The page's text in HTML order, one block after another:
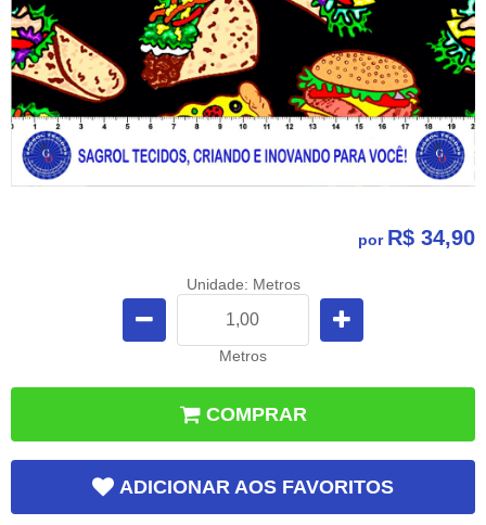
por R$ 34,90
Unidade: Metros
Metros
COMPRAR
ADICIONAR AOS FAVORITOS